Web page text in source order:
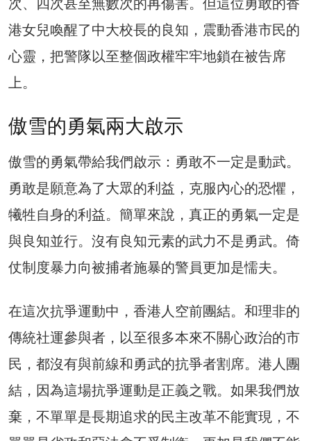
港女兒喚醒了中大校長的良知，震動香港市民的
心靈，把警隊以至整個政權牢牢地鎖在被告席
上。
傲雪的勇氣兩大啟示
傲雪的勇氣帶給我們啟示：勇敢不一定是動武。
勇敢是願意為了大眾的利益，克服內心的恐懼，
犧牲自身的利益。簡單來說，真正的勇氣一定是
與良知並行。沒有良知元素的武力不是勇武。倚
仗制度暴力向被捕者施暴的警員更加是懦夫。
在這次抗爭運動中，香港人空前團結。和理非的
傳統社運參與者，以至很多本來不關心政治的市
民，都沒有與前線和勇武的抗爭者割席。港人團
結，因為這場抗爭運動是正義之戰。如果我們放
棄，不單單是長期追求的民主改革不能實現，不